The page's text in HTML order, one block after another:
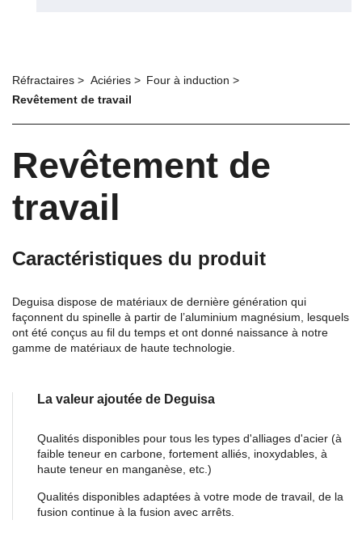
Réfractaires Aciéries
Four à induction
Revêtement de travail
Revêtement de
travail
Caractéristiques du produit
Deguisa dispose de matériaux de dernière génération qui
façonnent du spinelle à partir de l’aluminium magnésium, lesquels
ont été conçus au fil du temps et ont donné naissance à notre
gamme de matériaux de haute technologie.
La valeur ajoutée de Deguisa
Qualités disponibles pour tous les types d'alliages d'acier (à
faible teneur en carbone, fortement alliés, inoxydables, à
haute teneur en manganèse, etc.)
Qualités disponibles adaptées à votre mode de travail, de la
fusion continue à la fusion avec arrêts.